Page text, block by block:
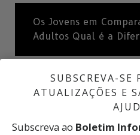
Os Jovens em
Adultos Qual é a
O que é uma
O que é o Alcoolismo
SUBSCREVA-SE
ATUALIZAÇÕES E
Subscreva ao Boletim